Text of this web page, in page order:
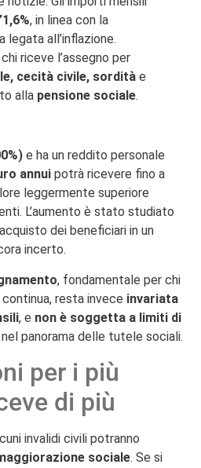
, in linea con la
legata all’inflazione.
riceve l’assegno per
cecità civile, sordità e
alla pensione sociale.
e ha un reddito personale
annui potrà ricevere fino a
leggermente superiore
L’aumento è stato studiato
dei beneficiari in un
incerto.
, fondamentale per chi
resta invece invariata
, e non è soggetta a limiti di
panorama delle tutele sociali.
per i più
di più
invalidi civili potranno
sociale. Se si